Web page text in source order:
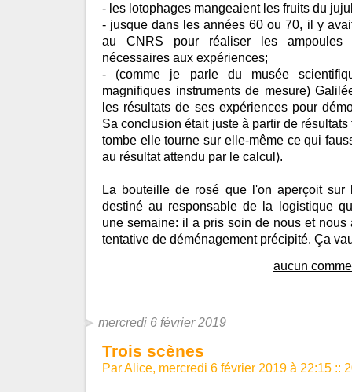
- les lotophages mangeaient les fruits du
- jusque dans les années 60 ou 70, il y
au CNRS pour réaliser les ampoules
nécessaires aux expériences;
- (comme je parle du musée
magnifiques instruments de mesure)
les résultats de ses expériences pour
Sa conclusion était juste à partir de
tombe elle tourne sur elle-même ce qui
au résultat attendu par le calcul).
La bouteille de rosé que l'on aperçoit
destiné au responsable de la logistique
une semaine: il a pris soin de nous et nous
tentative de déménagement précipité. Ça
aucun
mercredi 6 février 2019
Trois scènes
Par Alice, mercredi 6 février 2019 à 22:15 ::